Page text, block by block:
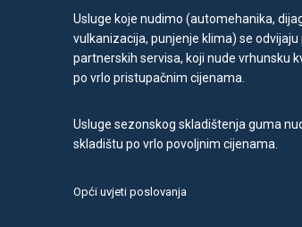
Usluge koje nudimo (automehanika,
vulkanizacija, punjenje klima) se odvijaju
partnerskih servisa, koji nude vrhunsku
po vrlo pristupačnim cijenama.
Usluge sezonskog skladištenja guma
skladištu po vrlo povoljnim cijenama.
Opći uvjeti poslovanja